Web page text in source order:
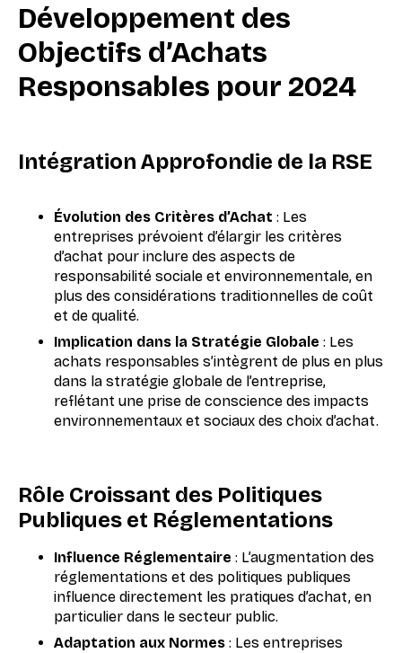
Développement des
Objectifs d’Achats
Responsables pour 2024
Intégration Approfondie de la RSE
Évolution des Critères d’Achat : Les
entreprises prévoient d’élargir les critères
d’achat pour inclure des aspects de
responsabilité sociale et environnementale, en
plus des considérations traditionnelles de coût
et de qualité.
Implication dans la Stratégie Globale : Les
achats responsables s’intègrent de plus en plus
dans la stratégie globale de l’entreprise,
reflétant une prise de conscience des impacts
environnementaux et sociaux des choix d’achat.
Rôle Croissant des Politiques
Publiques et Réglementations
Influence Réglementaire : L’augmentation des
réglementations et des politiques publiques
influence directement les pratiques d’achat, en
particulier dans le secteur public.
Adaptation aux Normes : Les entreprises